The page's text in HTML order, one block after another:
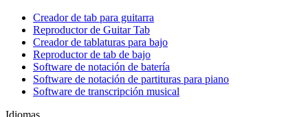
Creador de tab para guitarra
Reproductor de Guitar Tab
Creador de tablaturas para bajo
Reproductor de tab de bajo
Software de notación de batería
Software de notación de partituras para piano
Software de transcripción musical
Idiomas